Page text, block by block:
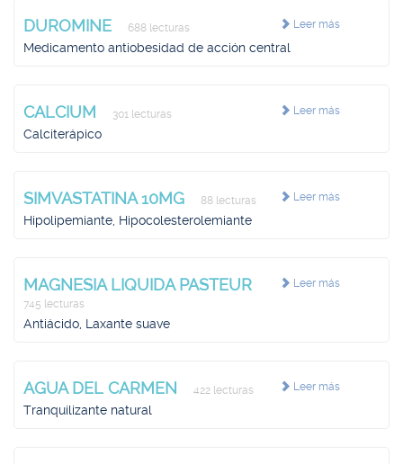
Leer más
DUROMINE 688 lecturas
Medicamento antiobesidad de acción central
Leer más
CALCIUM 301 lecturas
Calciterápico
Leer más
SIMVASTATINA 10MG 88 lecturas
Hipolipemiante, Hipocolesterolemiante
Leer más
MAGNESIA LIQUIDA PASTEUR
745 lecturas
Antiácido, Laxante suave
Leer más
AGUA DEL CARMEN 422 lecturas
Tranquilizante natural